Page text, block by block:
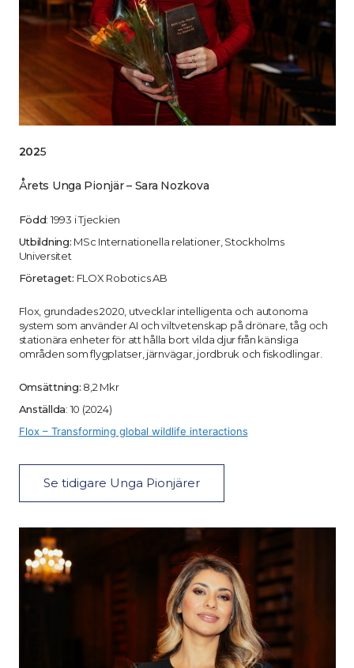
2025
Årets Unga Pionjär – Sara Nozkova
Född: 1993 i Tjeckien
Utbildning: MSc Internationella relationer, Stockholms
Universitet
Företaget: FLOX Robotics AB
Flox, grundades 2020, utvecklar intelligenta och autonoma
system som använder AI och viltvetenskap på drönare, tåg och
stationära enheter för att hålla bort vilda djur från känsliga
områden som flygplatser, järnvägar, jordbruk och fiskodlingar.
Omsättning: 8,2 Mkr
Anställda: 10 (2024)
Flox – Transforming global wildlife interactions
Se tidigare Unga Pionjärer